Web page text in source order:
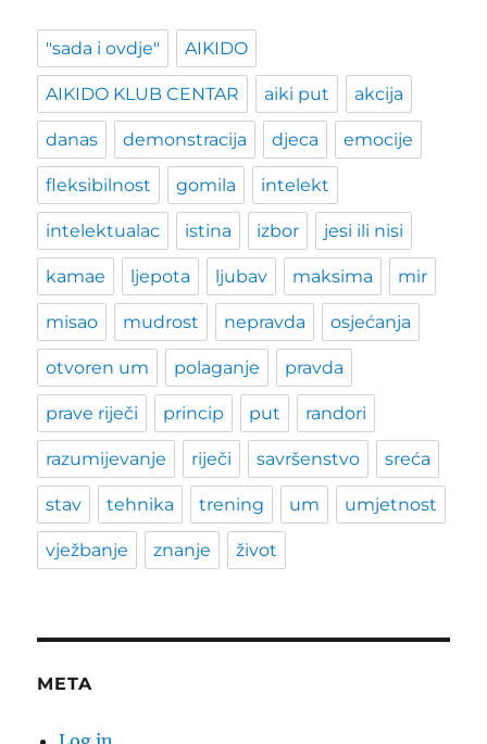
"sada i ovdje" AIKIDO
AIKIDO KLUB CENTAR aiki put akcija
danas demonstracija djeca emocije
fleksibilnost gomila intelekt
intelektualac istina izbor jesi ili nisi
kamae ljepota ljubav maksima mir
misao mudrost nepravda osjećanja
otvoren um polaganje pravda
prave riječi princip put randori
razumijevanje riječi savršenstvo sreća
stav tehnika trening um umjetnost
vježbanje znanje život
META